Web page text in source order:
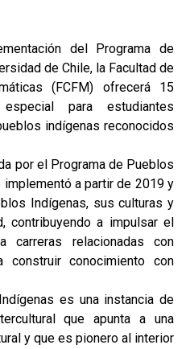
del Programa de
de Chile, la Facultad de
(FCFM) ofrecerá 15
para estudiantes
indígenas reconocidos
por el Programa de Pueblos
a partir de 2019 y
Indígenas, sus culturas y
contribuyendo a impulsar el
carreras relacionadas con
construir conocimiento con
es una instancia de
que apunta a una
y que es pionero al interior